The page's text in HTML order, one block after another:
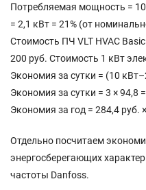
Потребляемая мощность =
= 2,1 кВт = 21% (от
Стоимость ПЧ VLT HVAC
200 руб. Стоимость 1 кВт
Экономия за сутки = (10
Экономия за сутки = 3 × 94,8
Экономия за год = 284,4 руб.
Отдельно посчитаем
энергосберегающих
частоты Danfoss.